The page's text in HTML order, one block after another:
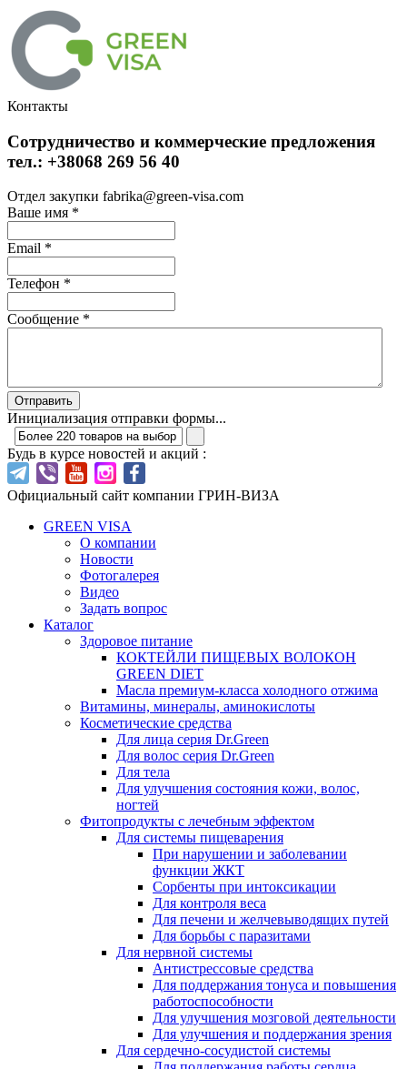
Контакты
Сотрудничество и коммерческие предложения
тел.: +38068 269 56 40
Отдел закупки fabrika@green-visa.com
Ваше имя *
Email *
Телефон *
Сообщение *
Отправить
Инициализация отправки формы...
Будь в курсе новостей и акций :
Официальный сайт компании ГРИН-ВИЗА
GREEN VISA
О компании
Новости
Фотогалерея
Видео
Задать вопрос
Каталог
Здоровое питание
КОКТЕЙЛИ ПИЩЕВЫХ ВОЛОКОН
GREEN DIET
Масла премиум-класса холодного отжима
Витамины, минералы, аминокислоты
Косметические средства
Для лица серия Dr.Green
Для волос серия Dr.Green
Для тела
Для улучшения состояния кожи, волос,
ногтей
Фитопродукты с лечебным эффектом
Для системы пищеварения
При нарушении и заболевании
функции ЖКТ
Сорбенты при интоксикации
Для контроля веса
Для печени и желчевыводящих путей
Для борьбы с паразитами
Для нервной системы
Антистрессовые средства
Для поддержания тонуса и повышения
работоспособности
Для улучшения мозговой деятельности
Для улучшения и поддержания зрения
Для сердечно-сосудистой системы